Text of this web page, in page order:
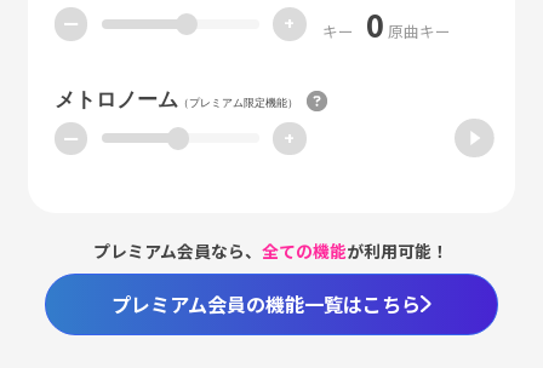
ー + キー 0 原曲キー
メトロノーム（プレミアム限定機能）
ー +
プレミアム会員なら、全ての機能が利用可能！
プレミアム会員の機能一覧はこちら